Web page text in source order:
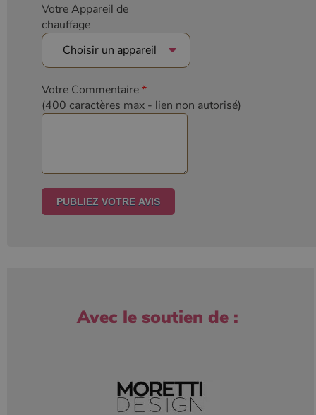
Votre Appareil de
chauffage
Votre Commentaire*
(400 caractères max - lien non autorisé)
Avec le soutien de :